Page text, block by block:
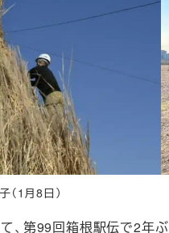
1月8日）
、第99回箱根駅伝で2